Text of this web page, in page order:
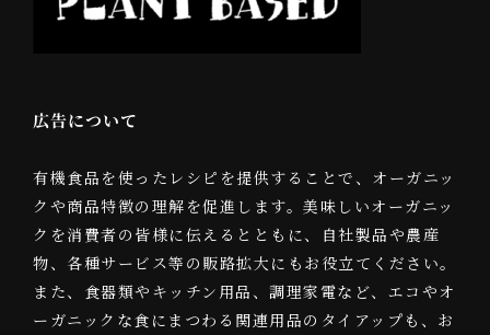
広告について
有機食品を使ったレシピを提供することで、オーガニッ
クや商品特徴の理解を促進します。美味しいオーガニッ
クを消費者の皆様に伝えるとともに、自社製品や農産
物、各種サービス等の販路拡大にもお役立てください。
また、食器類やキッチン用品、調理家電など、エコやオ
ーガニックな食にまつわる関連用品のタイアップも、お